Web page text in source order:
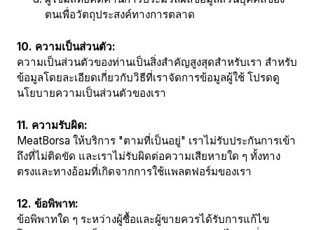
ตนเพื่อวัตถุประสงค์ทางการตลาด
10. ความเป็นส่วนตัว:
ความเป็นส่วนตัวของท่านเป็นสิ่งสำคัญสูงสุดสำหรับเรา สำหรับ
ข้อมูลโดยละเอียดเกี่ยวกับวิธีที่เราจัดการข้อมูลผู้ใช้ โปรดดู
นโยบายความเป็นส่วนตัวของเรา
11. ความรับผิด:
MeatBorsa ให้บริการ "ตามที่เป็นอยู่" เราไม่รับประกันการเข้า
ถึงที่ไม่ติดขัด และเราไม่รับผิดต่อความเสียหายใด ๆ ทั้งทาง
ตรงและทางอ้อมที่เกิดจากการใช้แพลตฟอร์มของเรา
12. ข้อพิพาท:
ข้อพิพาทใด ๆ ระหว่างผู้ซื้อและผู้ขายควรได้รับการแก้ไข